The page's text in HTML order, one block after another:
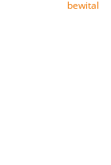
bewital